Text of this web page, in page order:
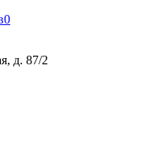
0
д. 87/2